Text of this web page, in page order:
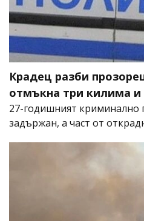
Крадец разби
отмъкна три килима
27-годишният криминално
задържан, а част от